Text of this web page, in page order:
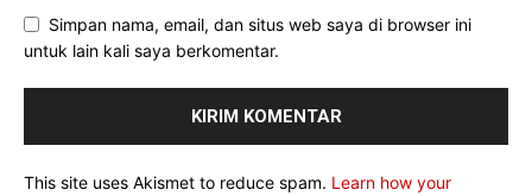
Simpan nama, email, dan situs web saya di browser ini
untuk lain kali saya berkomentar.
This site uses Akismet to reduce spam. Learn how your